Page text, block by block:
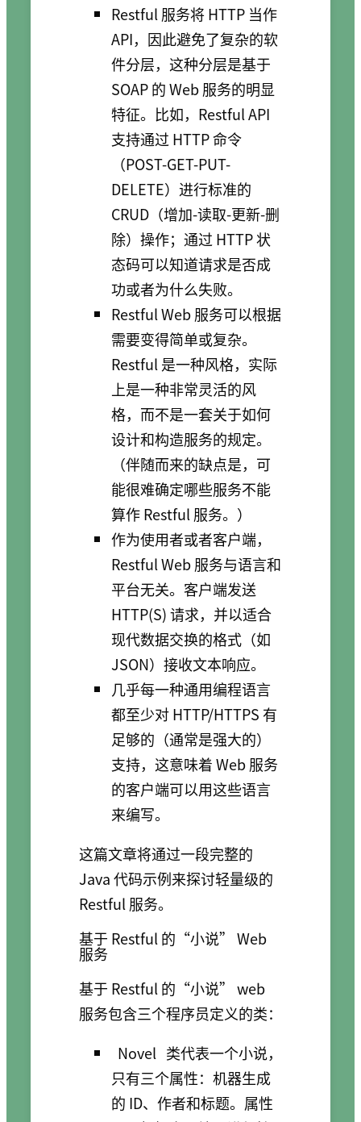
Restful 服务将 HTTP 当作
API，因此避免了复杂的软
件分层，这种分层是基于
SOAP 的 Web 服务的明显
特征。比如，Restful API
支持通过 HTTP 命令
（POST-GET-PUT-
DELETE）进行标准的
CRUD（增加-读取-更新-删
除）操作；通过 HTTP 状
态码可以知道请求是否成
功或者为什么失败。
Restful Web 服务可以根据
需要变得简单或复杂。
Restful 是一种风格，实际
上是一种非常灵活的风
格，而不是一套关于如何
设计和构造服务的规定。
（伴随而来的缺点是，可
能很难确定哪些服务不能
算作 Restful 服务。）
作为使用者或者客户端，
Restful Web 服务与语言和
平台无关。客户端发送
HTTP(S) 请求，并以适合
现代数据交换的格式（如
JSON）接收文本响应。
几乎每一种通用编程语言
都至少对 HTTP/HTTPS 有
足够的（通常是强大的）
支持，这意味着 Web 服务
的客户端可以用这些语言
来编写。
这篇文章将通过一段完整的
Java 代码示例来探讨轻量级的
Restful 服务。
基于 Restful 的“小说” Web
服务
基于 Restful 的“小说” web
服务包含三个程序员定义的类：
Novel 类代表一个小说，
只有三个属性：机器生成
的 ID、作者和标题。属性